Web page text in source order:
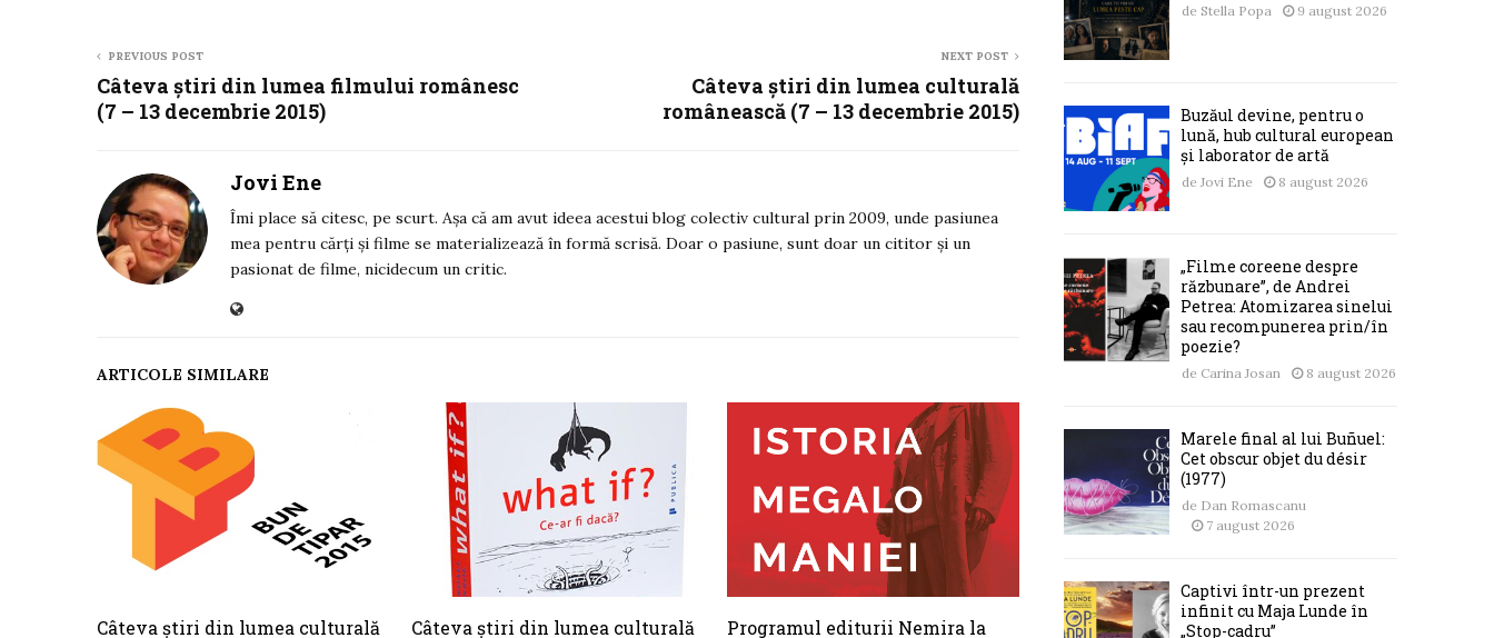
PREVIOUS POST
Câteva știri din lumea filmului românesc
(7 – 13 decembrie 2015)
NEXT POST
Câteva știri din lumea culturală
românească (7 – 13 decembrie 2015)
Jovi Ene
Îmi place să citesc, pe scurt. Așa că am avut ideea acestui blog colectiv cultural prin 2009, unde pasiunea
mea pentru cărți și filme se materializează în formă scrisă. Doar o pasiune, sunt doar un cititor și un
pasionat de filme, nicidecum un critic.
ARTICOLE SIMILARE
Câteva știri din lumea culturală Câteva știri din lumea culturală Programul editurii Nemira la
de Stella Popa 9 august 2026
Buzăul devine, pentru o
lună, hub cultural european
și laborator de artă
de Jovi Ene 8 august 2026
„Filme coreene despre
răzbunare”, de Andrei
Petrea: Atomizarea sinelui
sau recompunerea prin/în
poezie?
de Carina Josan 8 august 2026
Marele final al lui Buñuel:
Cet obscur objet du désir
(1977)
de Dan Romascanu
7 august 2026
Captivi într-un prezent
infinit cu Maja Lunde în
„Stop-cadru”